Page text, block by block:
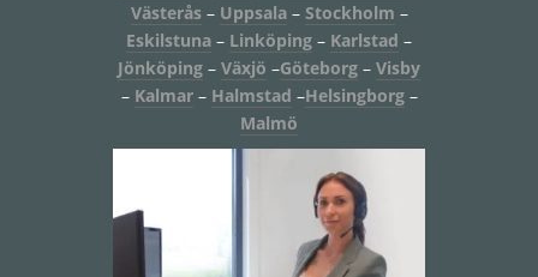
Västerås– Uppsala– Stockholm –
Eskilstuna – Linköping – Karlstad –
Jönköping – Växjö –Göteborg – Visby
– Kalmar– Halmstad –Helsingborg–
Malmö